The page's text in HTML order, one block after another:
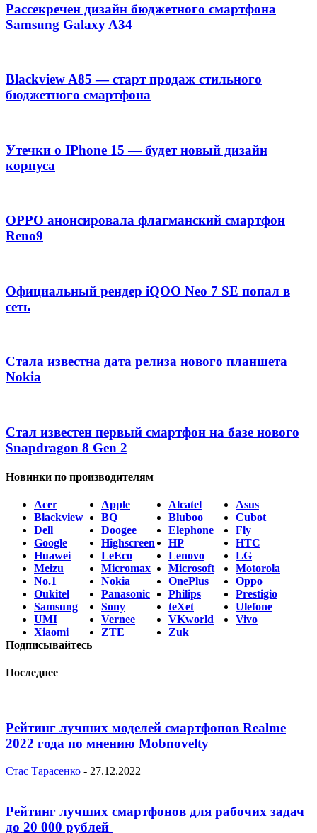
Рассекречен дизайн бюджетного смартфона
Samsung Galaxy A34
Blackview A85 — старт продаж стильного
бюджетного смартфона
Утечки о IPhone 15 — будет новый дизайн
корпуса
OPPO анонсировала флагманский смартфон
Reno9
Официальный рендер iQOO Neo 7 SE попал в
сеть
Стала известна дата релиза нового планшета
Nokia
Стал известен первый смартфон на базе нового
Snapdragon 8 Gen 2
Новинки по производителям
Acer Apple Alcatel
Asus
Blackview
BQ Bluboo
Cubot
Dell
Doogee Elephone
Fly
Google
Highscreen HP
HTC
Huawei
LeEco Lenovo
LG
Meizu
Micromax Microsoft
Motorola
No.1
Nokia OnePlus
Oppo
Oukitel
Panasonic Philips
Prestigio
Samsung
Sony teXet
Ulefone
UMI
Vernee VKworld
Vivo
Xiaomi
ZTE
Zuk
Подписывайтесь
Последнее
Рейтинг лучших моделей смартфонов Realme
2022 года по мнению Mobnovelty
Стас Тарасенко - 27.12.2022
Рейтинг лучших смартфонов для рабочих задач
до 20 000 рублей